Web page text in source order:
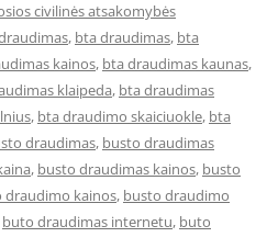
civilinės atsakomybės
, bta draudimas, bta
kainos, bta draudimas kaunas,
klaipeda, bta draudimas
, bta draudimo skaiciuokle, bta
draudimas, busto draudimas
, busto draudimas kainos, busto
draudimo kainos, busto draudimo
buto draudimas internetu, buto